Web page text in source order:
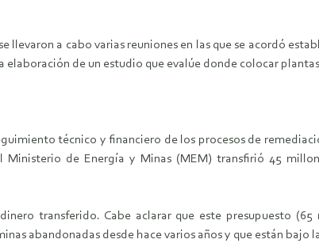
llevaron a cabo varias reuniones en las que se acordó
elaboración de un estudio que evalúe donde colocar
técnico y financiero de los procesos de
de Energía y Minas (MEM) transfirió 45
transferido. Cabe aclarar que este presupuesto
abandonadas desde hace varios años y que están